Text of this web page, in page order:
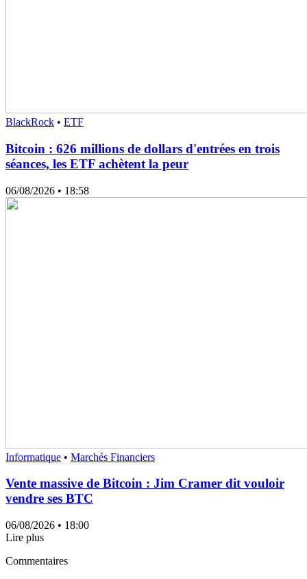
BlackRock • ETF
Bitcoin : 626 millions de dollars d'entrées en trois
séances, les ETF achètent la peur
06/08/2026 • 18:58
Informatique • Marchés Financiers
Vente massive de Bitcoin : Jim Cramer dit vouloir
vendre ses BTC
06/08/2026 • 18:00
Lire plus
Commentaires